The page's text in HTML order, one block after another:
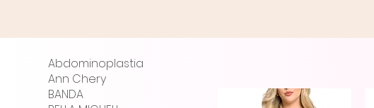
Abdominoplastia
Ann Chery
BANDA